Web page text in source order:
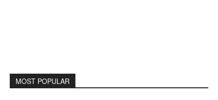
MOST POPULAR